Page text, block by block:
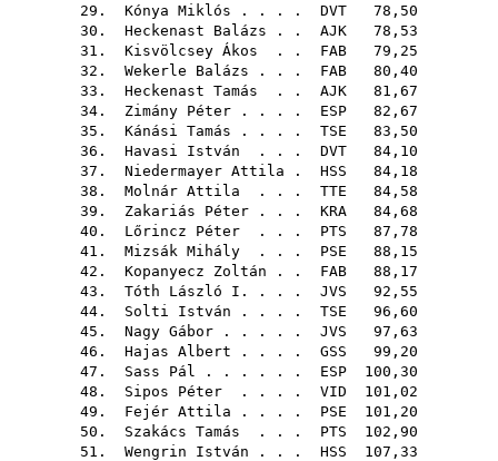
29. Kónya Miklós . . . . DVT 78,50
30. Heckenast Balázs . . AJK 78,53
31. Kisvölcsey Ákos . . FAB 79,25
32. Wekerle Balázs . . . FAB 80,40
33. Heckenast Tamás . . AJK 81,67
34. Zimány Péter . . . . ESP 82,67
35. Kánási Tamás . . . . TSE 83,50
36. Havasi István . . . DVT 84,10
37. Niedermayer Attila . HSS 84,18
38. Molnár Attila . . . TTE 84,58
39. Zakariás Péter . . . KRA 84,68
40. Lőrincz Péter . . . PTS 87,78
41. Mizsák Mihály . . . PSE 88,15
42. Kopanyecz Zoltán . . FAB 88,17
43. Tóth László I. . . . JVS 92,55
44. Solti István . . . . TSE 96,60
45. Nagy Gábor . . . . . JVS 97,63
46. Hajas Albert . . . . GSS 99,20
47. Sass Pál . . . . . . ESP 100,30
48. Sipos Péter . . . . VID 101,02
49. Fejér Attila . . . . PSE 101,20
50. Szakács Tamás . . . PTS 102,90
51. Wengrin István . . . HSS 107,33